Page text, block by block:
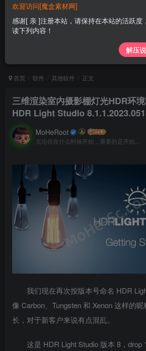
首页 软件 其他软件 正文
三维渲染室内摄影棚灯光HDR环
HDR Light Studio
MoHeRoot
我们现在再次按版本号命名 HDR
像 Carbon、Tungsten 和 Xenon 这样的
长，对于新客户来说有点混乱。
这是 HDR Light Studio 版本 8，drop
欢迎访问[魔盒素材网]
感谢[ 亲 ]注册本站，请保持在本站的活跃度
读下列内容！
解压